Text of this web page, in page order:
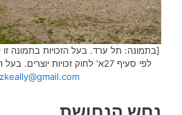
[בתמונה: תל ערד. בעל הזכויות בתמונה
לפי סעיף 27א' לחוק זכויות יוצרים. בעל הזכויות הראשי, אנא פנה ל: